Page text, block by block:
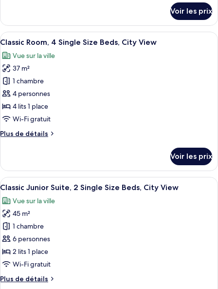
2
Single
Size
Beds,
Haram
View
le
type
de
Classic
Room,
2
Single
Size
Beds,
Haram
View
Voir les prix
Afficher
toutes
les
photos
pour
ce
type
de
chambre :
Classic
Single
Size
Beds,
City
View
Classic Room, 4 Single Size Beds,
6
Classic Room, 4 Single Size Beds, City View
Vue sur la ville
37 m²
1 chambre
4 personnes
4 lits 1 place
Wi-Fi gratuit
Plus de détails
Plus
le
type
de
Classic
Room,
4
Single
Size
Beds,
City
View
Voir les prix
Afficher
toutes
les
photos
pour
ce
type
de
chambre :
Classic
Classic Junior Suite, 2 Single Size
6
Classic Junior Suite, 2 Single Size Beds, City View
Vue sur la ville
45 m²
1 chambre
6 personnes
2 lits 1 place
Wi-Fi gratuit
Plus de détails
Plus